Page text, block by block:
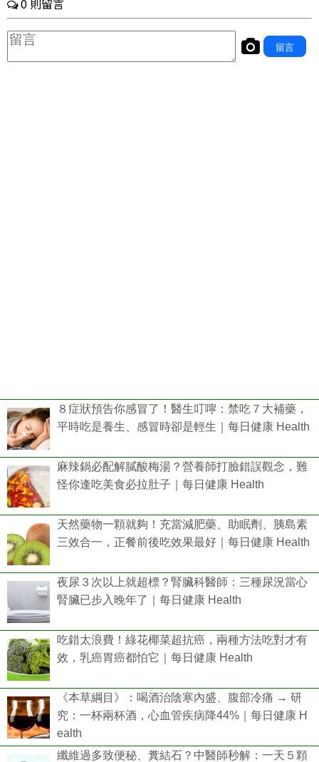
８症狀預告你感冒了！醫生叮嚀：禁吃７大補藥，
平時吃是養生、感冒時卻是輕生｜每日健康 Health
麻辣鍋必配解膩酸梅湯？營養師打臉錯誤觀念，難
怪你逢吃美食必拉肚子｜每日健康 Health
天然藥物一顆就夠！充當減肥藥、助眠劑、胰島素
三效合一，正餐前後吃效果最好｜每日健康 Health
夜尿３次以上就超標？腎臟科醫師：三種尿況當心
腎臟已步入晚年了｜每日健康 Health
吃錯太浪費！綠花椰菜超抗癌，兩種方法吃對才有
效，乳癌胃癌都怕它｜每日健康 Health
《本草綱目》：喝酒治陰寒內盛、腹部冷痛 → 研
究：一杯兩杯酒，心血管疾病降44%｜每日健康 H
ealth
纖維過多致便秘、糞結石？中醫師秒解：一天５顆